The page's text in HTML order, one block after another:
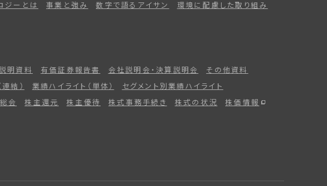
ジーとは 事業と強み 数字で語るアイサン
環境に配慮した取り組み
明資料 有価証券報告書 会社説明会・決算説明会
その他資料
結） 業績ハイライト（単体）
セグメント別業績ハイライト
会 株主還元 株主優待 株式事務手続き 株式の状況
株価情報